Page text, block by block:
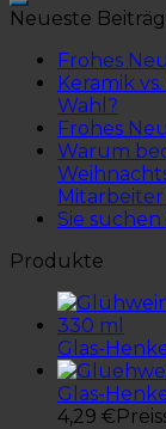
Neueste
Frohes
Keramik
Wahl?
Frohes
Warum
Mitarbeiter
Sie
Produkte
Glas-
Glas-
4,29 €